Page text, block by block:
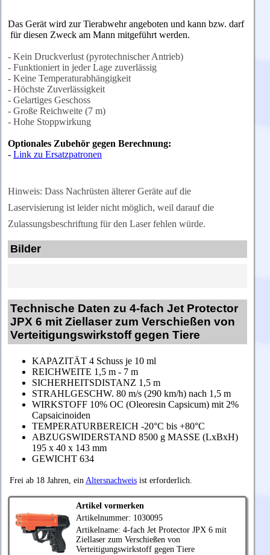
Das Gerät wird zur Tierabwehr angeboten und kann bzw. darf
für diesen Zweck am Mann mitgeführt werden.
- Kein Druckverlust (pyrotechnischer Antrieb)
- Funktioniert in jeder Lage zuverlässig
- Keine Temperaturabhängigkeit
- Höchste Zuverlässigkeit
- Gelartiges Geschoss
- Große Reichweite (7 m)
- Hohe Stoppwirkung
Optionales Zubehör gegen Berechnung:
- Link zu Ersatzpatronen
Hinweis: Dass Nachrüsten älterer Geräte auf die
Laservisierung ist leider nicht möglich, weil darauf die
Zulassungsbeschriftung für den Laser fehlen würde.
Bilder
Technische Daten zu 4-fach Jet Protector
JPX 6 mit Ziellaser zum Verschießen von
Verteitigungswirkstoff gegen Tiere
KAPAZITÄT 4 Schuss je 10 ml
REICHWEITE 1,5 m - 7 m
SICHERHEITSDISTANZ 1,5 m
STRAHLGESCHW. 80 m/s (290 km/h) nach 1,5 m
WIRKSTOFF 10% OC (Oleoresin Capsicum) mit 2%
Capsaicinoiden
TEMPERATURBEREICH -20°C bis +80°C
ABZUGSWIDERSTAND 8500 g MASSE (LxBxH)
195 x 40 x 143 mm
GEWICHT 634
Frei ab 18 Jahren, ein Altersnachweis ist erforderlich.
Artikel vormerken
Artikelnummer: 1030095
Artikelname: 4-fach Jet Protector JPX 6 mit
Ziellaser zum Verschießen von
Verteitigungswirkstoff gegen Tiere